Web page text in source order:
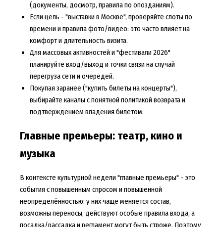
(документы, досмотр, правила по опозданиям).
Если цель - "выставки в Москве", проверяйте слоты по
времени и правила фото/видео: это часто влияет на
комфорт и длительность визита.
Для массовых активностей и "фестивали 2026"
планируйте вход/выход и точки связи на случай
перегруза сети и очередей.
Покупая заранее ("купить билеты на концерты"),
выбирайте каналы с понятной политикой возврата и
подтверждением владения билетом.
Главные премьеры: театр, кино и
музыка
В контексте культурной недели "главные премьеры" - это
события с повышенным спросом и повышенной
неопределённостью: у них чаще меняется состав,
возможны переносы, действуют особые правила входа, а
посадка/рассадка и регламент могут быть строже. Поэтому